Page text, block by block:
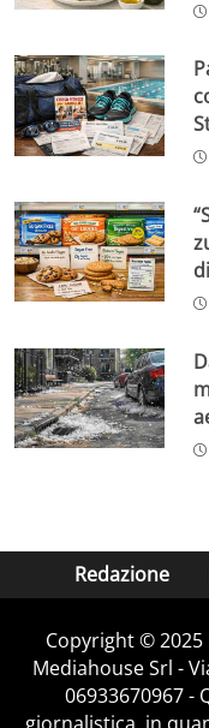
Redazione
Copyright ©
Mediahouse Srl -
06933670967 -